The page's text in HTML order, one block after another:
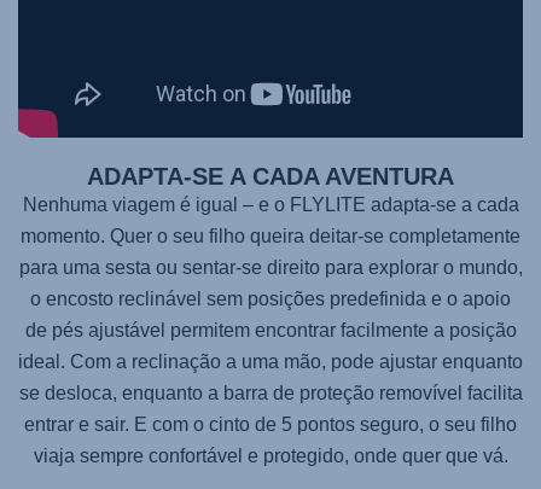
ADAPTA-SE A CADA AVENTURA
Nenhuma viagem é igual – e o FLYLITE adapta-se a cada
momento. Quer o seu filho queira deitar-se completamente
para uma sesta ou sentar-se direito para explorar o mundo,
o encosto reclinável sem posições predefinida e o apoio
de pés ajustável permitem encontrar facilmente a posição
ideal. Com a reclinação a uma mão, pode ajustar enquanto
se desloca, enquanto a barra de proteção removível facilita
entrar e sair. E com o cinto de 5 pontos seguro, o seu filho
viaja sempre confortável e protegido, onde quer que vá.